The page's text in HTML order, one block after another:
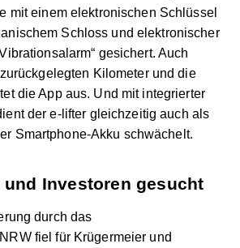
mit einem elektronischen Schlüssel
Schloss und elektronischer
gesichert. Auch
Kilometer und die
die App aus. Und mit integrierter
der e-lifter gleichzeitig auch als
Smartphone-Akku schwächelt.
Investoren gesucht
durch das
fiel für Krügermeier und